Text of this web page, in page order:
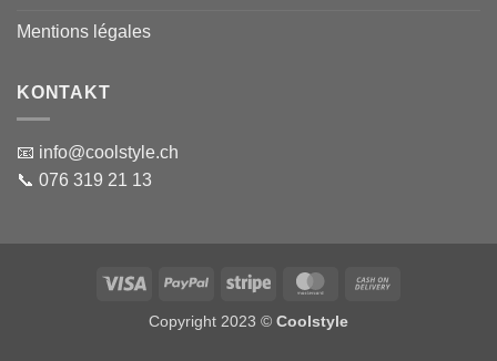
Mentions légales
KONTAKT
📧 info@coolstyle.ch
📞 076 319 21 13
Visa PayPal Stripe MasterCard
Copyright 2023 © Coolstyle